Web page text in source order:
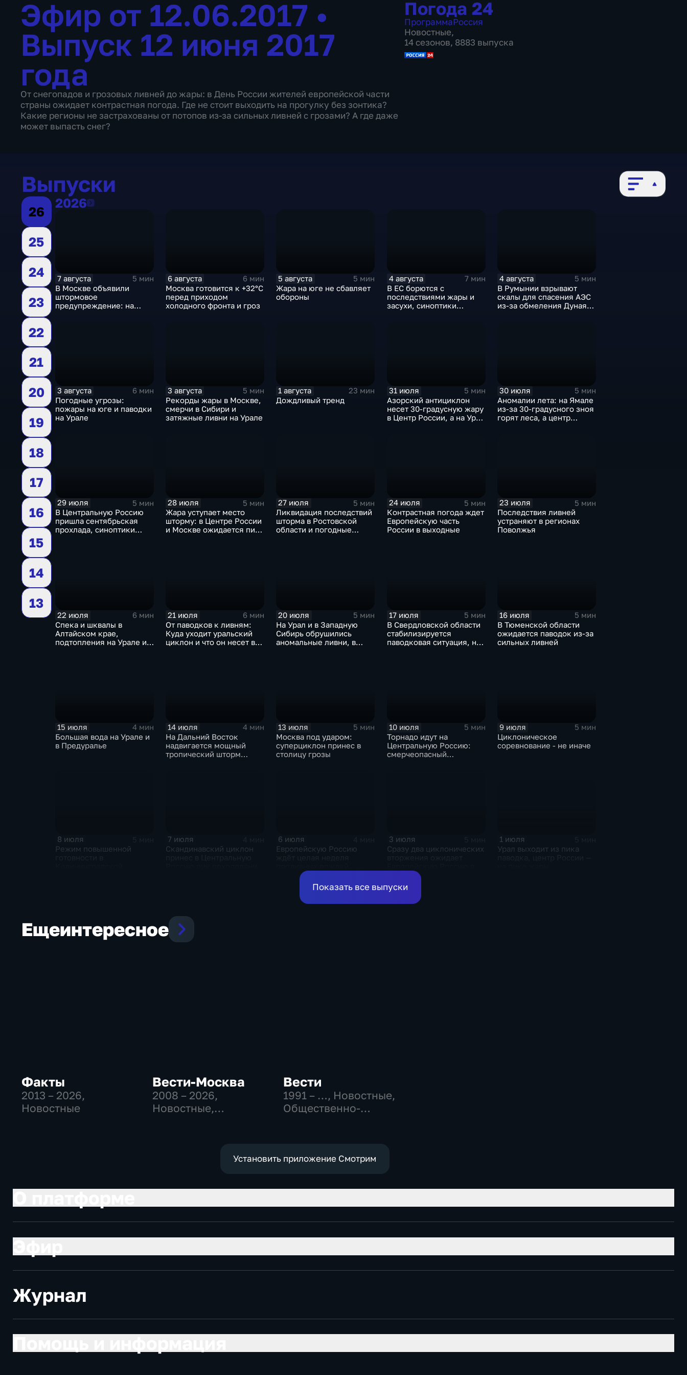
Эфир от 12.06.2017 •
Выпуск 12 июня 2017
года
От снегопадов и грозовых ливней до жары: в День России жителей европейской части
страны ожидает контрастная погода. Где не стоит выходить на прогулку без зонтика?
Какие регионы не застрахованы от потопов из-за сильных ливней с грозами? А где даже
может выпасть снег?
Погода 24
ПрограммаРоссия
Новостные,
14 сезонов, 8883 выпуска
Выпуски
26
25
24
23
22
21
20
19
18
17
16
15
14
13
20262026
7 августа
5 мин
В Москве объявили
штормовое
предупреждение: на
6 августа
6 мин
Москва готовится к +32°C
перед приходом
холодного фронта и гроз
5 августа
5 мин
Жара на юге не сбавляет
обороны
4 августа
7 мин
В ЕС борются с
последствиями жары и
засухи, синоптики
4 августа
5 мин
В Румынии взрывают
скалы для спасения АЭС
из-за обмеления Дуная,
3 августа
6 мин
Погодные угрозы:
пожары на юге и паводки
на Урале
3 августа
5 мин
Рекорды жары в Москве,
смерчи в Сибири и
затяжные ливни на Урале
1 августа
23 мин
Дождливый тренд
31 июля
5 мин
Азорский антициклон
несет 30-градусную жару
в Центр России, а на Урал
30 июля
5 мин
Аномалии лета: на Ямале
из-за 30-градусного зноя
горят леса, а центр
29 июля
5 мин
В Центральную Россию
пришла сентябрьская
прохлада, синоптики
28 июля
5 мин
Жара уступает место
шторму: в Центре России
и Москве ожидается пик
27 июля
5 мин
Ликвидация последствий
шторма в Ростовской
области и погодные
24 июля
5 мин
Контрастная погода ждет
Европейскую часть
России в выходные
23 июля
5 мин
Последствия ливней
устраняют в регионах
Поволжья
22 июля
6 мин
Спека и шквалы в
Алтайском крае,
подтопления на Урале и
21 июля
6 мин
От паводков к ливням:
Куда уходит уральский
циклон и что он несет в
20 июля
5 мин
На Урал и в Западную
Сибирь обрушились
аномальные ливни, в
17 июля
5 мин
В Свердловской области
стабилизируется
паводковая ситуация, но
16 июля
5 мин
В Тюменской области
ожидается паводок из-за
сильных ливней
15 июля
4 мин
Большая вода на Урале и
в Предуралье
14 июля
4 мин
На Дальний Восток
надвигается мощный
тропический шторм
13 июля
5 мин
Москва под ударом:
суперциклон принес в
столицу грозы
10 июля
5 мин
Торнадо идут на
Центральную Россию:
смерчеопасный
9 июля
5 мин
Циклоническое
соревнование - не иначе
8 июля
Режим повышенной
7 июля
Скандинавский циклон
6 июля
Европейскую Россию
3 июля
Сразу два циклонических
оставшиеся дни недели
1 июля
Урал выходит из пика
Показать все выпуски
Ещеинтересное
Факты
2013 – 2026,
Новостные
Вести-Москва
2008 – 2026,
Новостные,
экономические
Вести
1991 – …, Новостные,
Общественно-
Установить приложение Смотрим
Журнал